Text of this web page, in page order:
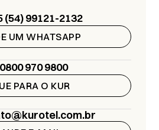
(54) 99121-2132
UM WHATSAPP
0800 970 9800
PARA O KUR